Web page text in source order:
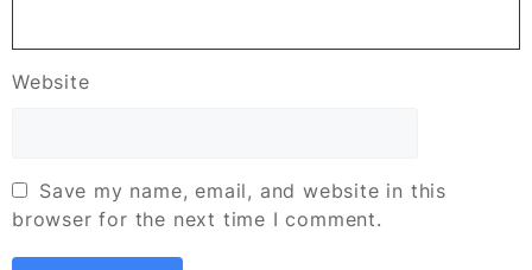
Website
Save my name, email, and website in this
browser for the next time I comment.